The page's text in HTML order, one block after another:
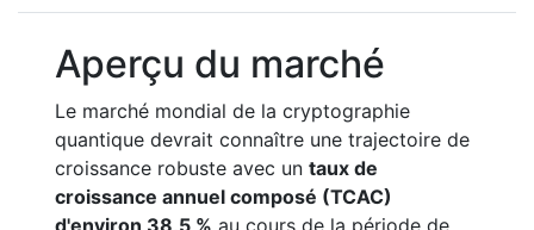
Aperçu du marché
Le marché mondial de la cryptographie
quantique devrait connaître une trajectoire de
croissance robuste avec un taux de
croissance annuel composé (TCAC)
d'environ 38,5 % au cours de la période de